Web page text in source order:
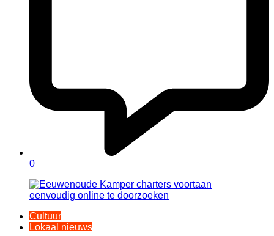
0
Cultuur
Lokaal nieuws